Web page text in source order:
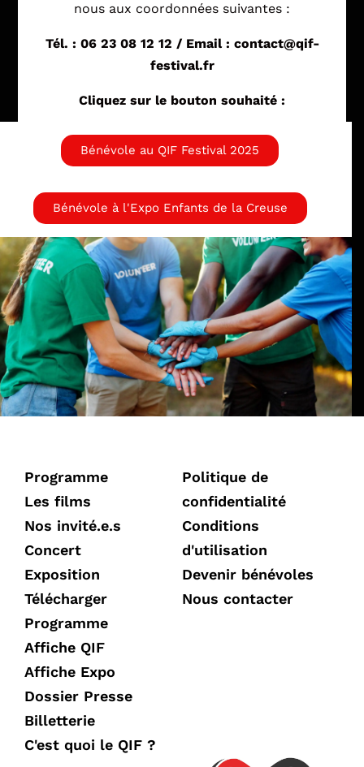
nous aux coordonnées suivantes :
Tél. : 06 23 08 12 12 / Email : contact@qif-
festival.fr
Cliquez sur le bouton souhaité :
Bénévole au QIF Festival 2025
Bénévole à l'Expo Enfants de la Creuse
Programme
Les films
Nos invité.e.s
Concert
Exposition
Télécharger
Programme
Affiche QIF
Affiche Expo
Dossier Presse
Billetterie
C'est quoi le QIF ?
Politique de
confidentialité
Conditions
d'utilisation
Devenir bénévoles
Nous contacter